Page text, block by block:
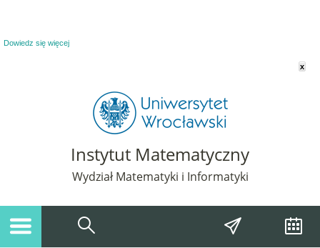
Dowiedz się więcej
x
Instytut Matematyczny
Wydział Matematyki i Informatyki